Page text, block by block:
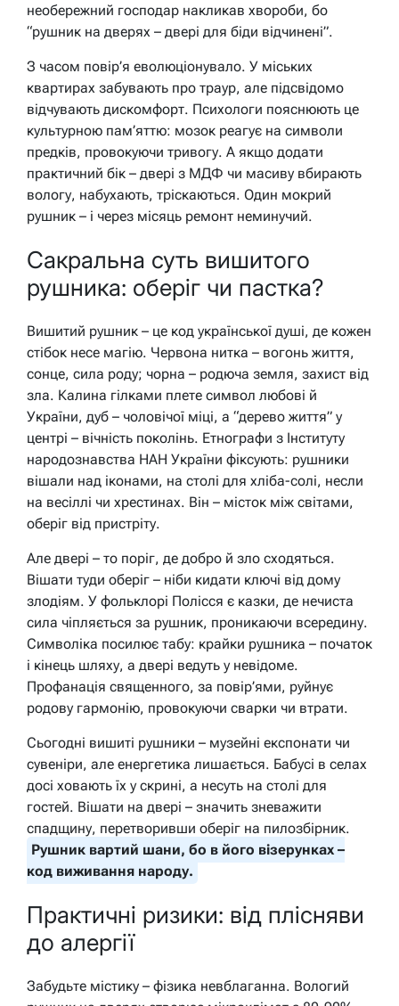
необережний господар накликав хвороби, бо
“рушник на дверях – двері для біди відчинені”.
З часом повір’я еволюціонувало. У міських
квартирах забувають про траур, але підсвідомо
відчувають дискомфорт. Психологи пояснюють це
культурною пам’яттю: мозок реагує на символи
предків, провокуючи тривогу. А якщо додати
практичний бік – двері з МДФ чи масиву вбирають
вологу, набухають, тріскаються. Один мокрий
рушник – і через місяць ремонт неминучий.
Сакральна суть вишитого
рушника: оберіг чи пастка?
Вишитий рушник – це код української душі, де кожен
стібок несе магію. Червона нитка – вогонь життя,
сонце, сила роду; чорна – родюча земля, захист від
зла. Калина гілками плете символ любові й
України, дуб – чоловічої міці, а “дерево життя” у
центрі – вічність поколінь. Етнографи з Інституту
народознавства НАН України фіксують: рушники
вішали над іконами, на столі для хліба-солі, несли
на весіллі чи хрестинах. Він – місток між світами,
оберіг від пристріту.
Але двері – то поріг, де добро й зло сходяться.
Вішати туди оберіг – ніби кидати ключі від дому
злодіям. У фольклорі Полісся є казки, де нечиста
сила чіпляється за рушник, проникаючи всередину.
Символіка посилює табу: крайки рушника – початок
і кінець шляху, а двері ведуть у невідоме.
Профанація священного, за повір’ями, руйнує
родову гармонію, провокуючи сварки чи втрати.
Сьогодні вишиті рушники – музейні експонати чи
сувеніри, але енергетика лишається. Бабусі в селах
досі ховають їх у скрині, а несуть на столі для
гостей. Вішати на двері – значить зневажити
спадщину, перетворивши оберіг на пилозбірник.
Рушник вартий шани, бо в його візерунках –
код виживання народу.
Практичні ризики: від плісняви
до алергії
Забудьте містику – фізика невблаганна. Вологий